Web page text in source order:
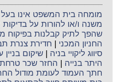
מומחה בית המשפט אינו
משנה ו/או להורות על
שהפך לתיק קבלנות בפיקוח
החניון המכני
חדירת צנרת
סיווג ליקויי בניה |שיקום
היתר בנייה
החזר שכר
חתך העמוד לעומת מודול